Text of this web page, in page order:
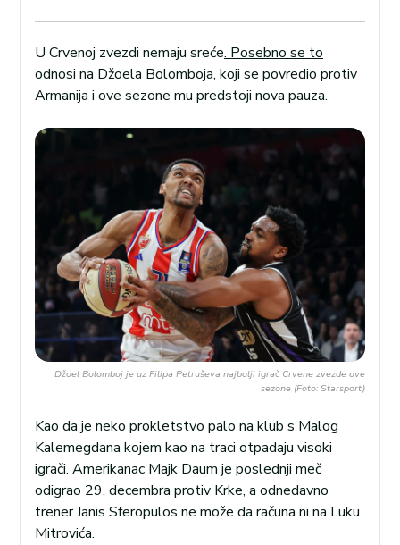
U Crvenoj zvezdi nemaju sreće. Posebno se to
odnosi na Džoela Bolomboja, koji se povredio protiv
Armanija i ove sezone mu predstoji nova pauza.
Džoel Bolomboj je uz Filipa Petruševa najbolji igrač Crvene zvezde ove
sezone (Foto: Starsport)
Kao da je neko prokletstvo palo na klub s Malog
Kalemegdana kojem kao na traci otpadaju visoki
igrači. Amerikanac Majk Daum je poslednji meč
odigrao 29. decembra protiv Krke, a odnedavno
trener Janis Sferopulos ne može da računa ni na Luku
Mitrovića.